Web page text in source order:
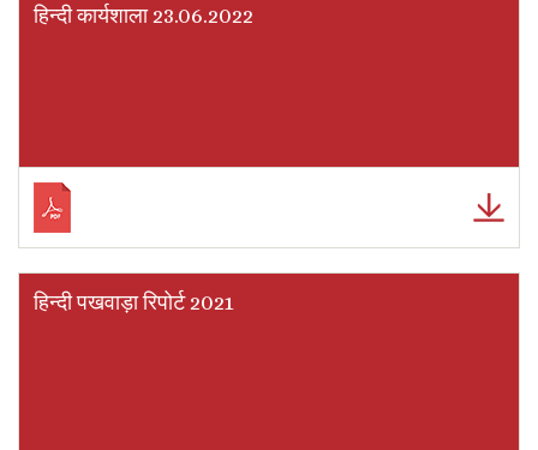
हिन्दी कार्यशाला 23.06.2022
हिन्दी पखवाड़ा रिपोर्ट 2021